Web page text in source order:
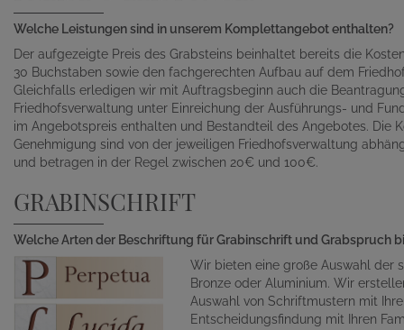
Welche Leistungen sind in unserem Komplettangebot enthalten?
Der aufgezeigte Preis des Grabsteins beinhaltet bereits die
30 Buchstaben sowie den fachgerechten Aufbau auf dem
Gleichfalls erledigen wir mit Auftragsbeginn auch die
Friedhofsverwaltung unter Einreichung der Ausführungs- und
im Angebotspreis enthalten und Bestandteil des Angebotes. Die
Genehmigung sind von der jeweiligen Friedhofsverwaltung
und betragen in der Regel zwischen 20€ und 100€.
GRABINSCHRIFT
Welche Arten der Beschriftung für Grabinschrift und Grabspruch
Wir bieten eine große Auswahl der
Bronze oder Aluminium. Wir
Auswahl von Schriftmustern mit
Entscheidungsfindung mit Ihren